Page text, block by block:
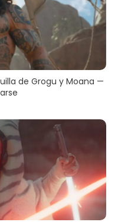
de Grogu y Moana —